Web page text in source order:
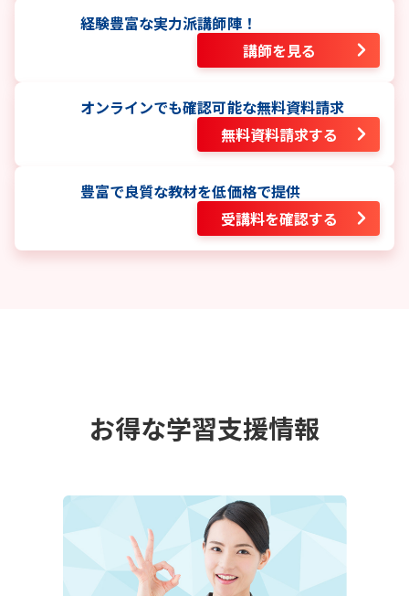
経験豊富な実力派講師陣！
講師を見る
オンラインでも確認可能な無料資料請求
無料資料請求する
豊富で良質な教材を低価格で提供
受講料を確認する
お得な学習支援情報